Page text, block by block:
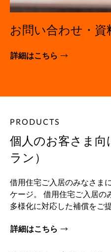
お問い合わせ・資
詳細はこちら
PRODUCTS
個人のお客さま向
ラン）
借用住宅ご入居のみなさま
ケージ。 借用住宅ご入居の
多様化に対応した補償をご
詳細はこちら